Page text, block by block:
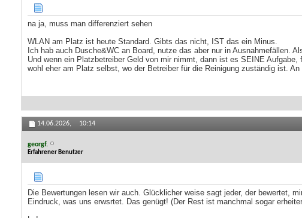
na ja, muss man differenziert sehen
WLAN am Platz ist heute Standard. Gibts das nicht, IST das ein Minus.
Ich hab auch Dusche&WC an Board, nutze das aber nur in Ausnahmefällen.
Und wenn ein Platzbetreiber Geld von mir nimmt, dann ist es SEINE
wohl eher am Platz selbst, wo der Betreiber für die Reinigung zuständig ist.
14.06.2026, 10:14
georgf.
Erfahrener Benutzer
Die Bewertungen lesen wir auch. Glücklicher weise sagt jeder, der bewertet,
Eindruck, was uns erwsrtet. Das genügt! (Der Rest ist manchmal sogar